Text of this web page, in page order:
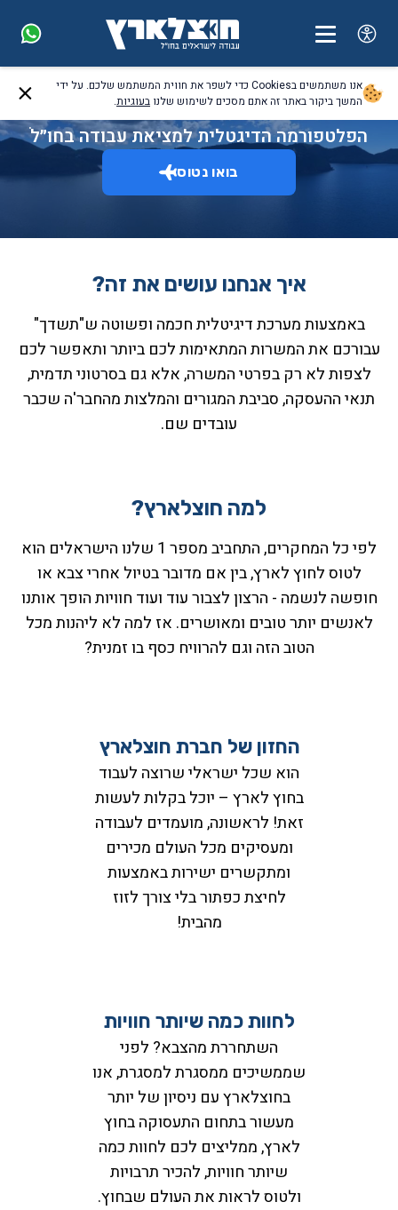
נעים מאוד - אנחנו חוצלארץ!
הפלטפורמה הדיגטלית למציאת עבודה בחו״לֹ
בואו נטוס
איך אנחנו עושים את זה?
באמצעות מערכת דיגיטלית חכמה ופשוטה ש"תשדך"
עבורכם את המשרות המתאימות לכם ביותר ותאפשר לכם
לצפות לא רק בפרטי המשרה, אלא גם בסרטוני תדמית,
תנאי ההעסקה, סביבת המגורים והמלצות מהחבר'ה שכבר
עובדים שם.
למה חוצלארץ?
לפי כל המחקרים, התחביב מספר 1 שלנו הישראלים הוא
לטוס לחוץ לארץ, בין אם מדובר בטיול אחרי צבא או
חופשה לנשמה - הרצון לצבור עוד ועוד חוויות הופך אותנו
לאנשים יותר טובים ומאושרים. אז למה לא ליהנות מכל
הטוב הזה וגם להרוויח כסף בו זמנית?
החזון של חברת חוצלארץ
הוא שכל ישראלי שרוצה לעבוד
בחוץ לארץ – יוכל בקלות לעשות
זאת! לראשונה, מועמדים לעבודה
ומעסיקים מכל העולם מכירים
ומתקשרים ישירות באמצעות
לחיצת כפתור בלי צורך לזוז
מהבית!
לחוות כמה שיותר חוויות
השתחררת מהצבא? לפני
שממשיכים ממסגרת למסגרת, אנו
בחוצלארץ עם ניסיון של יותר
מעשור בתחום התעסוקה בחוץ
לארץ, ממליצים לכם לחוות כמה
שיותר חוויות, להכיר תרבויות
ולטוס לראות את העולם שבחוץ.
אנו משתמשים בCookies כדי לשפר את חווית המשתמש שלכם. על ידי
המשך ביקור באתר זה אתם מסכים לשימוש שלנו בעוגיות.